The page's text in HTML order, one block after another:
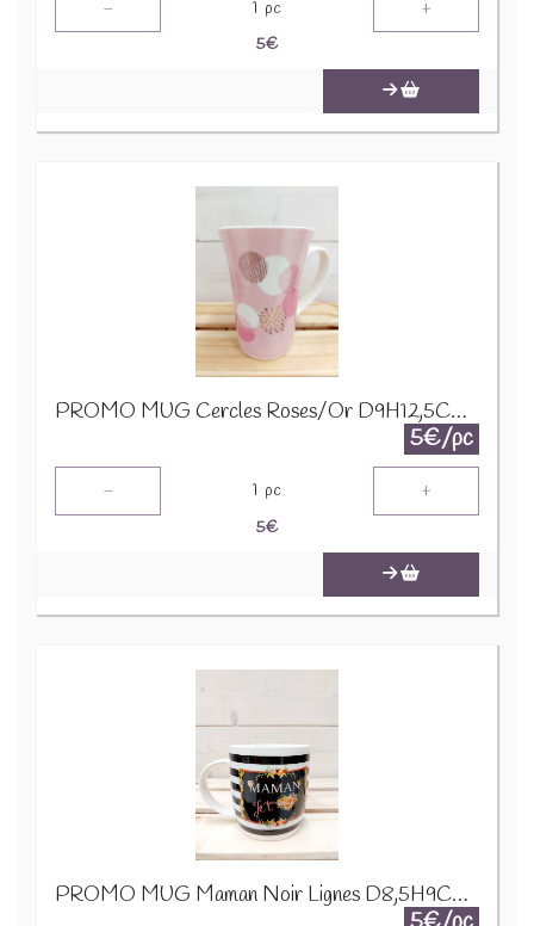
- 1 pc +
5€
PROMO MUG Cercles Roses/Or D9H12,5CM 24322
5€/pc
- 1 pc +
5€
PROMO MUG Maman Noir Lignes D8,5H9CM 23975